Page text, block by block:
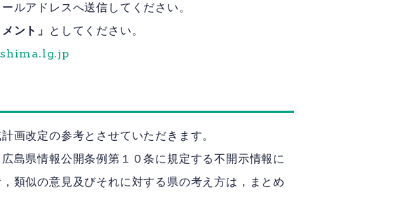
ルアドレスへ送信してください。
ント」 としてください。
画改定の参考とさせていただきます。
島県情報公開条例第１０条に規定する不開示情報に
類似の意見及びそれに対する県の考え方は，まとめ